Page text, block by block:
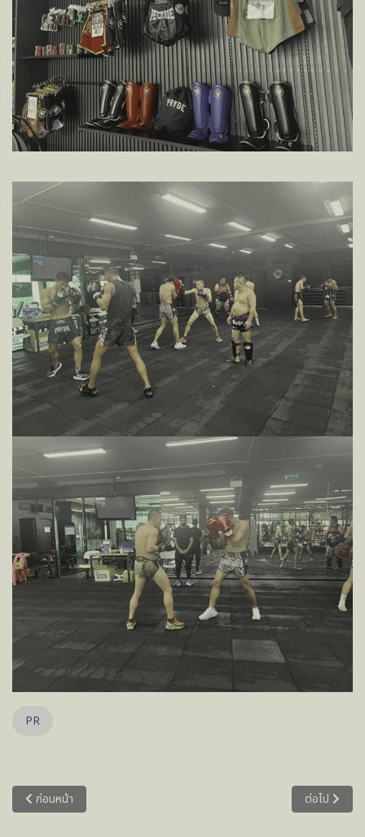
PR
เนื้อหาก่อนหน้า: การประชุมเครือข่ายและลงนามบันทึกข้อตกลงความร่วมมือ
ก่อนหน้า เนื้อหาถัดไป
ต่อไป